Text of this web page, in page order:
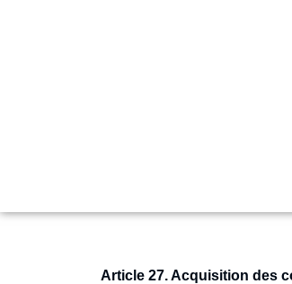
Article 27. Acquisition des